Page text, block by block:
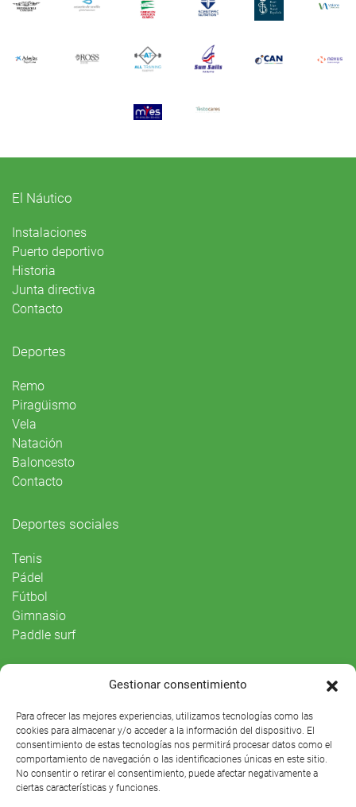
Gestionar consentimiento
Para ofrecer las mejores experiencias, utilizamos tecnologías como las
cookies para almacenar y/o acceder a la información del dispositivo. El
consentimiento de estas tecnologías nos permitirá procesar datos como el
comportamiento de navegación o las identificaciones únicas en este sitio.
No consentir o retirar el consentimiento, puede afectar negativamente a
ciertas características y funciones.
El Náutico
Instalaciones
Puerto deportivo
Historia
Junta directiva
Contacto
Deportes
Remo
Piragüismo
Vela
Natación
Baloncesto
Contacto
Deportes sociales
Tenis
Pádel
Fútbol
Gimnasio
Paddle surf
Agenda